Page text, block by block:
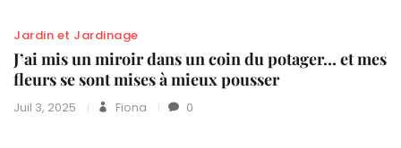
Jardin et Jardinage
J’ai mis un miroir dans un coin du potager… et mes
fleurs se sont mises à mieux pousser
Juil 3, 2025 Fiona 0